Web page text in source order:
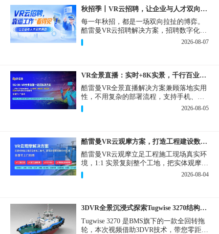
秋招季丨VR云招聘，让企业与人才双向奔赴！
每一年秋招，都是一场双向拉扯的博弈。
酷雷曼VR云招聘解决方案，招聘数字化的
实用工具，告别“信息博弈”，真正实现企
业与人才双向奔赴。
2026-08-07
VR全景直播：实时+8K实景，千行百业的数字化利器
酷雷曼VR全景直播解决方案兼顾落地实用
性，不用复杂的部署流程，支持手机、网
页多端访问，解决各行各业 “看得见、信
得过、降成本、提转化” 的实际难题。
2026-08-05
酷雷曼VR云观摩方案，打造工程建设数字化观摩新范式
酷雷曼VR云观摩立足工程施工现场真实环
境，1:1 实景复刻整个工地，把实体观摩会
完整搬到云端线上，兼顾线下实体观摩与
线上云观摩双重需求，为施工单位、建设
2026-08-04
3DVR全景沉浸式探索Tugwise 3270结构一览
Tugwise 3270 是BMS旗下的一款全回转拖
轮，本次视频借助3DVR技术，带您零距离